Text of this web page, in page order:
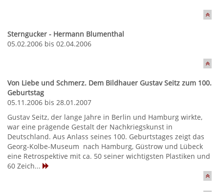
Sterngucker - Hermann Blumenthal
05.02.2006 bis 02.04.2006
Von Liebe und Schmerz. Dem Bildhauer Gustav Seitz zum 100.
Geburtstag
05.11.2006 bis 28.01.2007
Gustav Seitz, der lange Jahre in Berlin und Hamburg wirkte,
war eine prägende Gestalt der Nachkriegskunst in
Deutschland. Aus Anlass seines 100. Geburtstages zeigt das
Georg-Kolbe-Museum  nach Hamburg, Güstrow und Lübeck 
eine Retrospektive mit ca. 50 seiner wichtigsten Plastiken und
60 Zeich...